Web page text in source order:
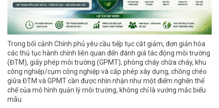
Trong bối cảnh Chính phủ yêu cầu tiếp tục cắt giảm, đơn giản hóa
các thủ tục hành chính liên quan đến đánh giá tác động môi trường
(ĐTM), giấy phép môi trường (GPMT), phòng cháy chữa cháy, khu
công nghiệp/cụm công nghiệp và cấp phép xây dựng, chồng chéo
giữa ĐTM và GPMT cần được nhìn nhận như một điểm nghẽn thể
chế của mô hình quản lý môi trường, không chỉ là vướng mắc biểu
mẫu.